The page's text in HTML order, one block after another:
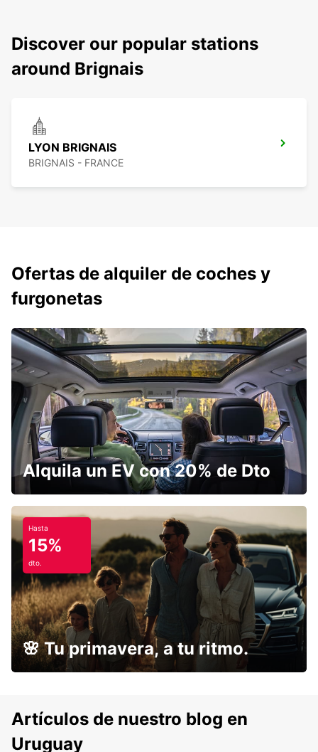
Discover our popular stations
around Brignais
LYON BRIGNAIS
BRIGNAIS - FRANCE
Ofertas de alquiler de coches y
furgonetas
Alquila un EV con 20% de Dto
Hasta
15%
dto.
🌸 Tu primavera, a tu ritmo.
Artículos de nuestro blog en
Uruguay